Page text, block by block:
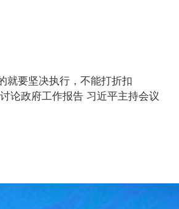
就要坚决执行，不能打折扣
论政府工作报告 习近平主持会议